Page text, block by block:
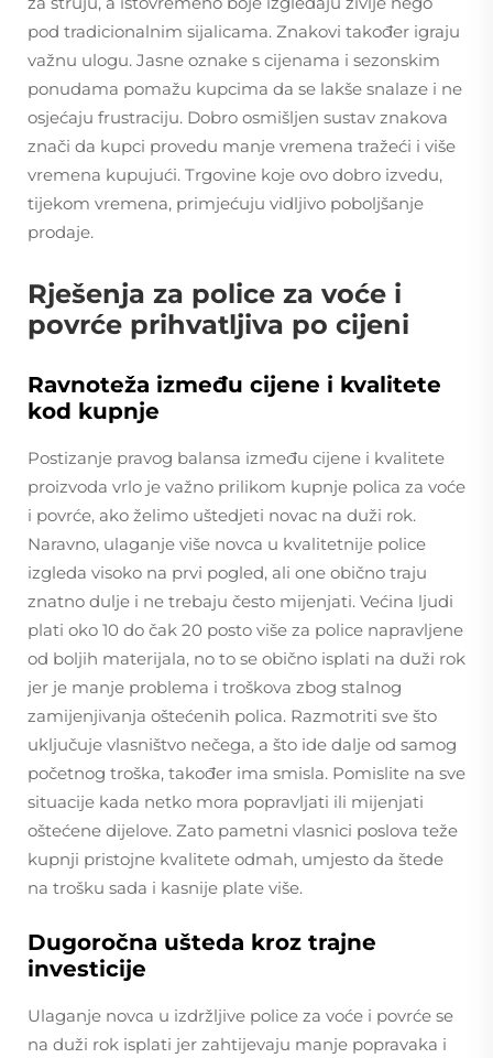
pod tradicionalnim sijalicama. Znakovi također igraju
važnu ulogu. Jasne oznake s cijenama i sezonskim
ponudama pomažu kupcima da se lakše snalaze i ne
osjećaju frustraciju. Dobro osmišljen sustav znakova
znači da kupci provedu manje vremena tražeći i više
vremena kupujući. Trgovine koje ovo dobro izvedu,
tijekom vremena, primjećuju vidljivo poboljšanje
prodaje.
Rješenja za police za voće i
povrće prihvatljiva po cijeni
Ravnoteža između cijene i kvalitete
kod kupnje
Postizanje pravog balansa između cijene i kvalitete
proizvoda vrlo je važno prilikom kupnje polica za voće
i povrće, ako želimo uštedjeti novac na duži rok.
Naravno, ulaganje više novca u kvalitetnije police
izgleda visoko na prvi pogled, ali one obično traju
znatno dulje i ne trebaju često mijenjati. Većina ljudi
plati oko 10 do čak 20 posto više za police napravljene
od boljih materijala, no to se obično isplati na duži rok
jer je manje problema i troškova zbog stalnog
zamijenjivanja oštećenih polica. Razmotriti sve što
uključuje vlasništvo nečega, a što ide dalje od samog
početnog troška, također ima smisla. Pomislite na sve
situacije kada netko mora popravljati ili mijenjati
oštećene dijelove. Zato pametni vlasnici poslova teže
kupnji pristojne kvalitete odmah, umjesto da štede
na trošku sada i kasnije plate više.
Dugoročna ušteda kroz trajne
investicije
Ulaganje novca u izdržljive police za voće i povrće se
na duži rok isplati jer zahtijevaju manje popravaka i